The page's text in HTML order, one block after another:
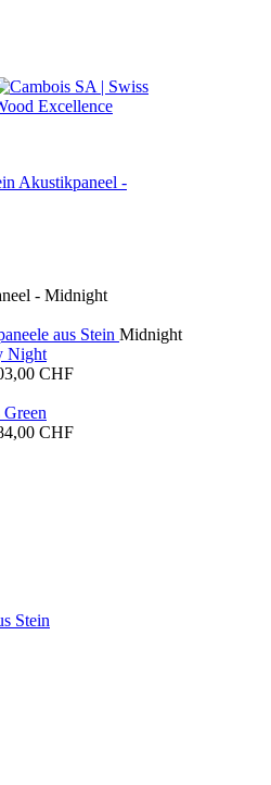
aus Stein Midnight
CHFPreisspanne:
403,00 CHF
CHFPreisspanne:
Stein